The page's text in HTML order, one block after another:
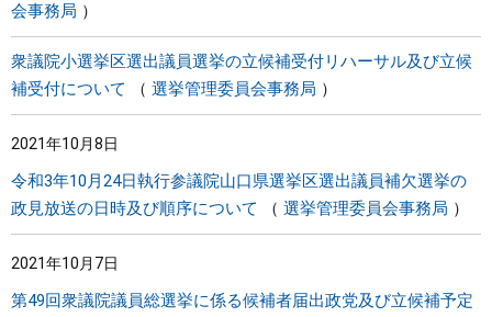
会事務局
衆議院小選挙区選出議員選挙の立候補受付リハーサル及び立候
補受付について
選挙管理委員会事務局
2021年10月8日
令和3年10月24日執行参議院山口県選挙区選出議員補欠選挙の
政見放送の日時及び順序について
選挙管理委員会事務局
2021年10月7日
第49回衆議院議員総選挙に係る候補者届出政党及び立候補予定